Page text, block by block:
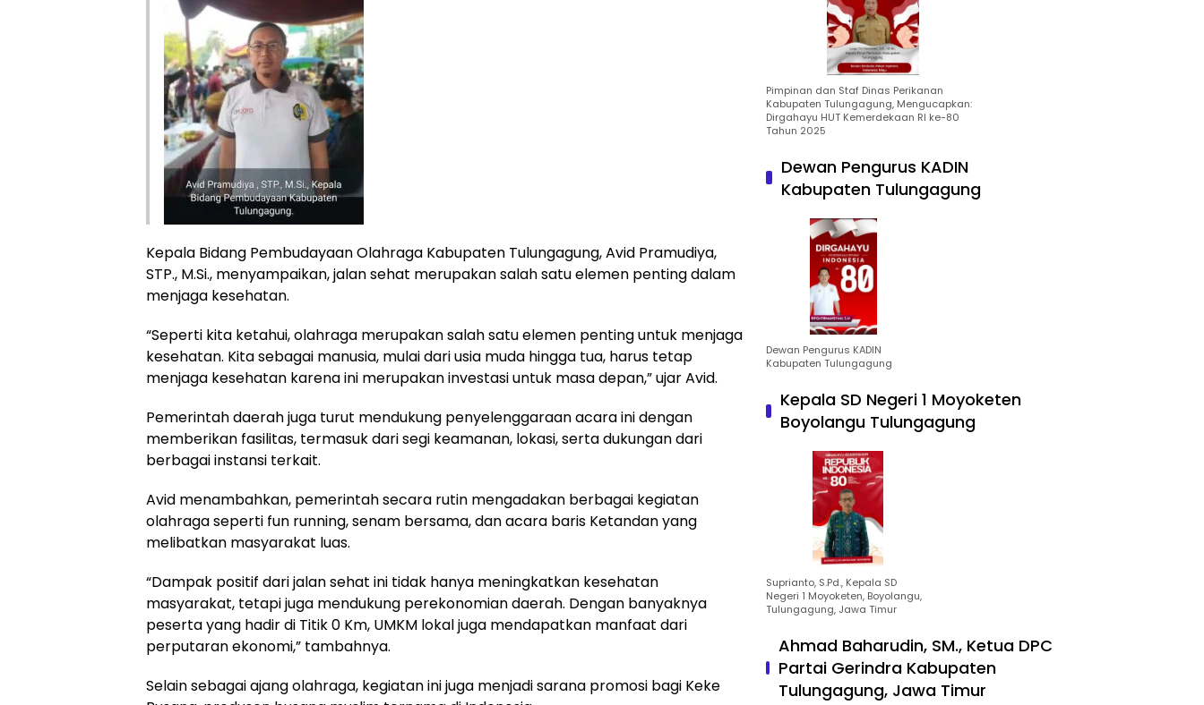
Kepala Bidang Pembudayaan Olahraga Kabupaten Tulungagung, Avid Pramudiya,
STP., M.Si., menyampaikan, jalan sehat merupakan salah satu elemen penting dalam
menjaga kesehatan.
“Seperti kita ketahui, olahraga merupakan salah satu elemen penting untuk menjaga
kesehatan. Kita sebagai manusia, mulai dari usia muda hingga tua, harus tetap
menjaga kesehatan karena ini merupakan investasi untuk masa depan,” ujar Avid.
Pemerintah daerah juga turut mendukung penyelenggaraan acara ini dengan
memberikan fasilitas, termasuk dari segi keamanan, lokasi, serta dukungan dari
berbagai instansi terkait.
Avid menambahkan, pemerintah secara rutin mengadakan berbagai kegiatan
olahraga seperti fun running, senam bersama, dan acara baris Ketandan yang
melibatkan masyarakat luas.
“Dampak positif dari jalan sehat ini tidak hanya meningkatkan kesehatan
masyarakat, tetapi juga mendukung perekonomian daerah. Dengan banyaknya
peserta yang hadir di Titik 0 Km, UMKM lokal juga mendapatkan manfaat dari
perputaran ekonomi,” tambahnya.
Selain sebagai ajang olahraga, kegiatan ini juga menjadi sarana promosi bagi Keke
Pimpinan dan Staf Dinas Perikanan
Kabupaten Tulungagung, Mengucapkan:
Dirgahayu HUT Kemerdekaan RI ke-80
Tahun 2025
Dewan Pengurus KADIN
Kabupaten Tulungagung
Dewan Pengurus KADIN
Kabupaten Tulungagung
Kepala SD Negeri 1 Moyoketen
Boyolangu Tulungagung
Suprianto, S.Pd., Kepala SD
Negeri 1 Moyoketen, Boyolangu,
Tulungagung, Jawa Timur
Ahmad Baharudin, SM., Ketua DPC
Partai Gerindra Kabupaten
Tulungagung, Jawa Timur